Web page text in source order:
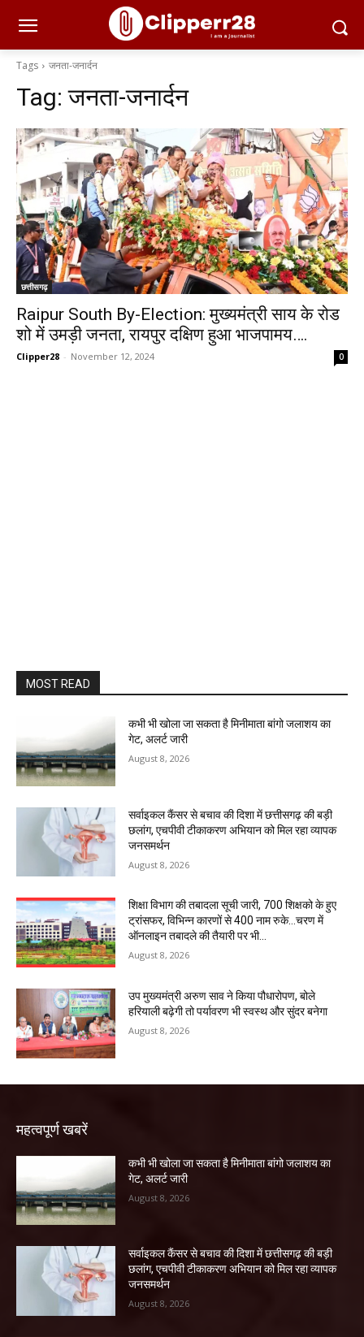
Tags जनता-जनार्दन
Tag:जनता-जनार्दन
छत्तीसगढ़
Raipur South By-Election: मुख्यमंत्री साय के रोड
शो में उमड़ी जनता, रायपुर दक्षिण हुआ भाजपामय….
Clipper28 - November 12, 2024 0
MOST READ
कभी भी खोला जा सकता है मिनीमाता बांगो जलाशय का
गेट, अलर्ट जारी
August 8, 2026
सर्वाइकल कैंसर से बचाव की दिशा में छत्तीसगढ़ की बड़ी
छलांग, एचपीवी टीकाकरण अभियान को मिल रहा व्यापक
जनसमर्थन
August 8, 2026
शिक्षा विभाग की तबादला सूची जारी, 700 शिक्षको के हुए
ट्रांसफर, विभिन्न कारणों से 400 नाम रुके…चरण में
ऑनलाइन तबादले की तैयारी पर भी...
August 8, 2026
उप मुख्यमंत्री अरुण साव ने किया पौधारोपण, बोले
हरियाली बढ़ेगी तो पर्यावरण भी स्वस्थ और सुंदर बनेगा
August 8, 2026
महत्वपूर्ण खबरें
कभी भी खोला जा सकता है मिनीमाता बांगो जलाशय का
गेट, अलर्ट जारी
August 8, 2026
सर्वाइकल कैंसर से बचाव की दिशा में छत्तीसगढ़ की बड़ी
छलांग, एचपीवी टीकाकरण अभियान को मिल रहा व्यापक
जनसमर्थन
August 8, 2026